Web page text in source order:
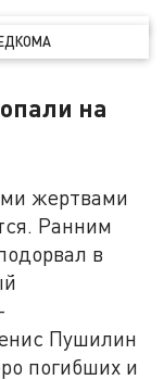
на
жертвами
Ранним
в
Пушилин
погибших и